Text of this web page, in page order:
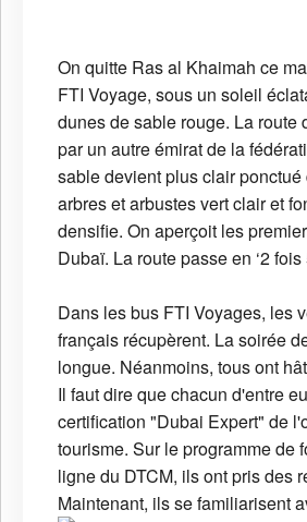
On quitte Ras al Khaimah ce
FTI Voyage, sous un soleil
dunes de sable rouge. La route
par un autre émirat de la
sable devient plus clair
arbres et arbustes vert clair et
densifie. On aperçoit les
Dubaï. La route passe en ‘2 fois
Dans les bus FTI Voyages, les
français récupèrent. La soirée
longue. Néanmoins, tous ont
Il faut dire que chacun d'entre
certification "Dubai Expert" de
tourisme. Sur le programme de
ligne du DTCM, ils ont pris des
Maintenant, ils se familiarisent